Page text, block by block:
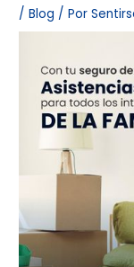
/Blog / Por